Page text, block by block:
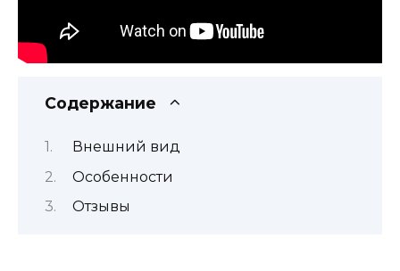
Содержание
Внешний вид
Особенности
Отзывы